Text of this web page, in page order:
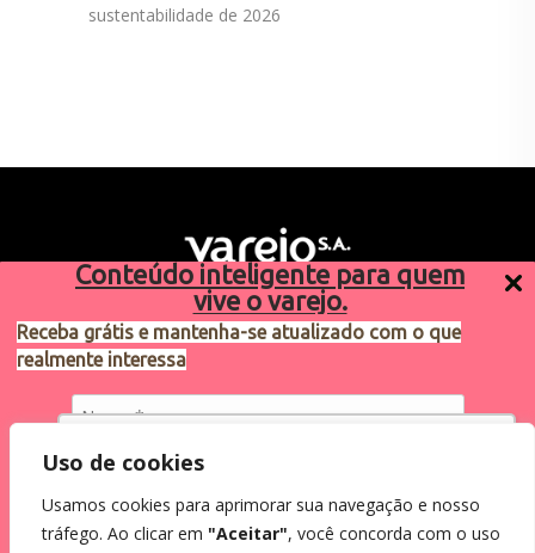
Conteúdo inteligente para quem
vive o varejo.
Receba grátis e mantenha-se atualizado com o que
realmente interessa
Eu concordo em receber comunicações.
Utilizamos cookies para oferecer melhor
como você interage em nosso site e
personalizar conteúdo.
Uso de cookies
Usamos cookies para aprimorar sua navegação e nosso
tráfego. Ao clicar em "Aceitar", você concorda com o uso
sustentabilidade de 2026
Sugestões de pauta
2024®. Todos os direitos reservados.